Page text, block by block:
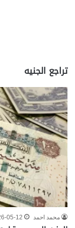
تراجع الجنيه
محمد احمد 05-12